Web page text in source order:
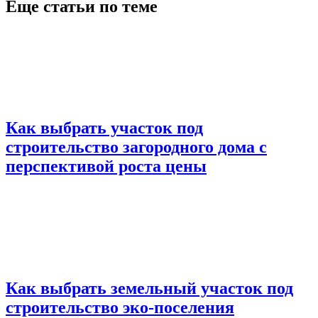
Еще статьи по теме
Как выбрать участок под
строительство загородного дома с
перспективой роста цены
Как выбрать земельный участок под
строительство эко-поселения